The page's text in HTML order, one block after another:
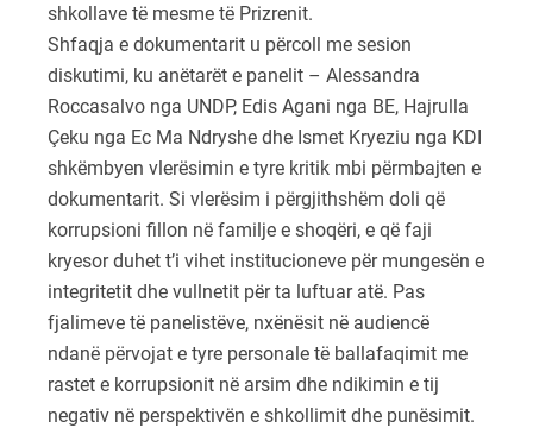
shkollave të mesme të Prizrenit.
Shfaqja e dokumentarit u përcoll me sesion
diskutimi, ku anëtarët e panelit – Alessandra
Roccasalvo nga UNDP, Edis Agani nga BE, Hajrulla
Çeku nga Ec Ma Ndryshe dhe Ismet Kryeziu nga KDI
shkëmbyen vlerësimin e tyre kritik mbi përmbajten e
dokumentarit. Si vlerësim i përgjithshëm doli që
korrupsioni fillon në familje e shoqëri, e që faji
kryesor duhet t’i vihet institucioneve për mungesën e
integritetit dhe vullnetit për ta luftuar atë. Pas
fjalimeve të panelistëve, nxënësit në audiencë
ndanë përvojat e tyre personale të ballafaqimit me
rastet e korrupsionit në arsim dhe ndikimin e tij
negativ në perspektivën e shkollimit dhe punësimit.